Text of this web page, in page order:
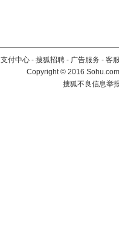
支付中心 - 搜狐招聘 - 广告服务 - 客
Copyright©2016
搜狐不良信息举